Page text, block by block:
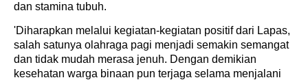
dan stamina tubuh.
'Diharapkan melalui kegiatan-kegiatan positif dari Lapas,
salah satunya olahraga pagi menjadi semakin semangat
dan tidak mudah merasa jenuh. Dengan demikian
kesehatan warga binaan pun terjaga selama menjalani